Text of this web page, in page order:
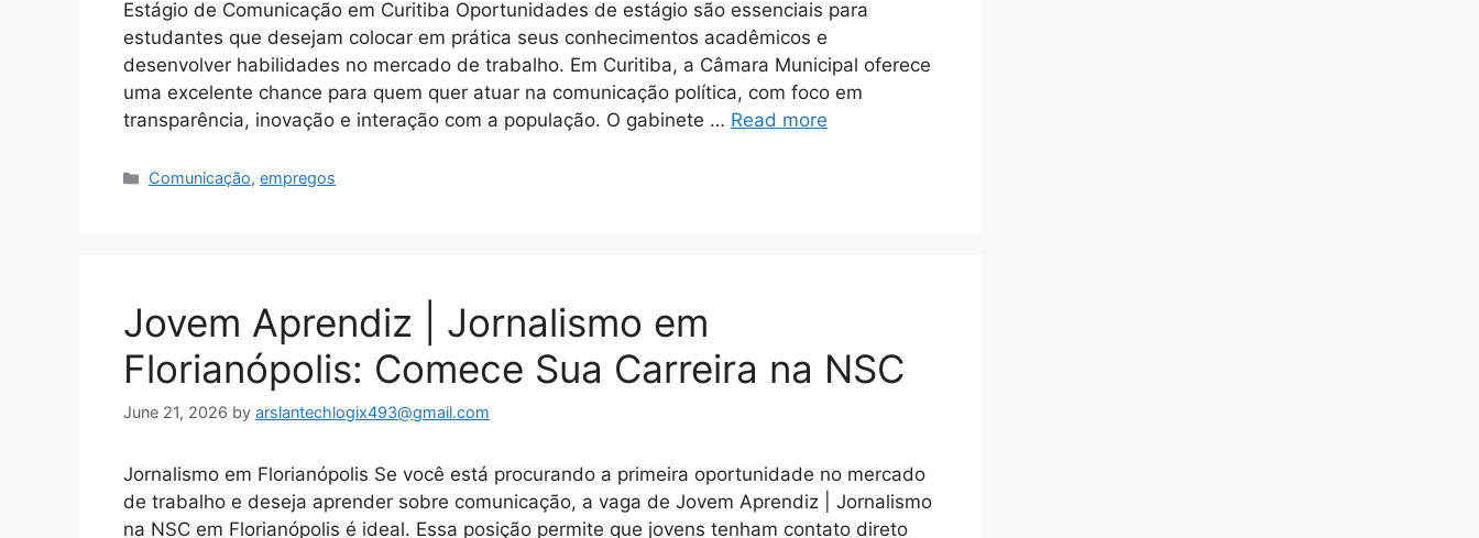
Estágio de Comunicação em Curitiba Oportunidades de estágio são essenciais para
estudantes que desejam colocar em prática seus conhecimentos acadêmicos e
desenvolver habilidades no mercado de trabalho. Em Curitiba, a Câmara Municipal oferece
uma excelente chance para quem quer atuar na comunicação política, com foco em
transparência, inovação e interação com a população. O gabinete … Read more
Categories
Comunicação,empregos
Jovem Aprendiz | Jornalismo em
Florianópolis: Comece Sua Carreira na NSC
June 21, 2026 by arslantechlogix493@gmail.com
Jornalismo em Florianópolis Se você está procurando a primeira oportunidade no mercado
de trabalho e deseja aprender sobre comunicação, a vaga de Jovem Aprendiz | Jornalismo
na NSC em Florianópolis é ideal. Essa posição permite que jovens tenham contato direto